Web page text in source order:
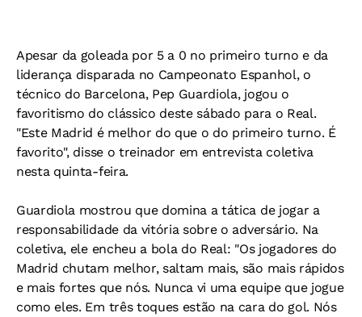
Apesar da goleada por 5 a 0 no primeiro turno e da
liderança disparada no Campeonato Espanhol, o
técnico do Barcelona, Pep Guardiola, jogou o
favoritismo do clássico deste sábado para o Real.
"Este Madrid é melhor do que o do primeiro turno. É
favorito", disse o treinador em entrevista coletiva
nesta quinta-feira.
Guardiola mostrou que domina a tática de jogar a
responsabilidade da vitória sobre o adversário. Na
coletiva, ele encheu a bola do Real: "Os jogadores do
Madrid chutam melhor, saltam mais, são mais rápidos
e mais fortes que nós. Nunca vi uma equipe que jogue
como eles. Em três toques estão na cara do gol. Nós